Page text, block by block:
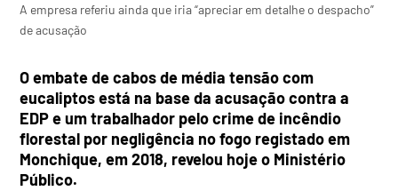
A empresa referiu ainda que iria “apreciar em detalhe o despacho”
de acusação
O embate de cabos de média tensão com
eucaliptos está na base da acusação contra a
EDP e um trabalhador pelo crime de incêndio
florestal por negligência no fogo registado em
Monchique, em 2018, revelou hoje o Ministério
Público.